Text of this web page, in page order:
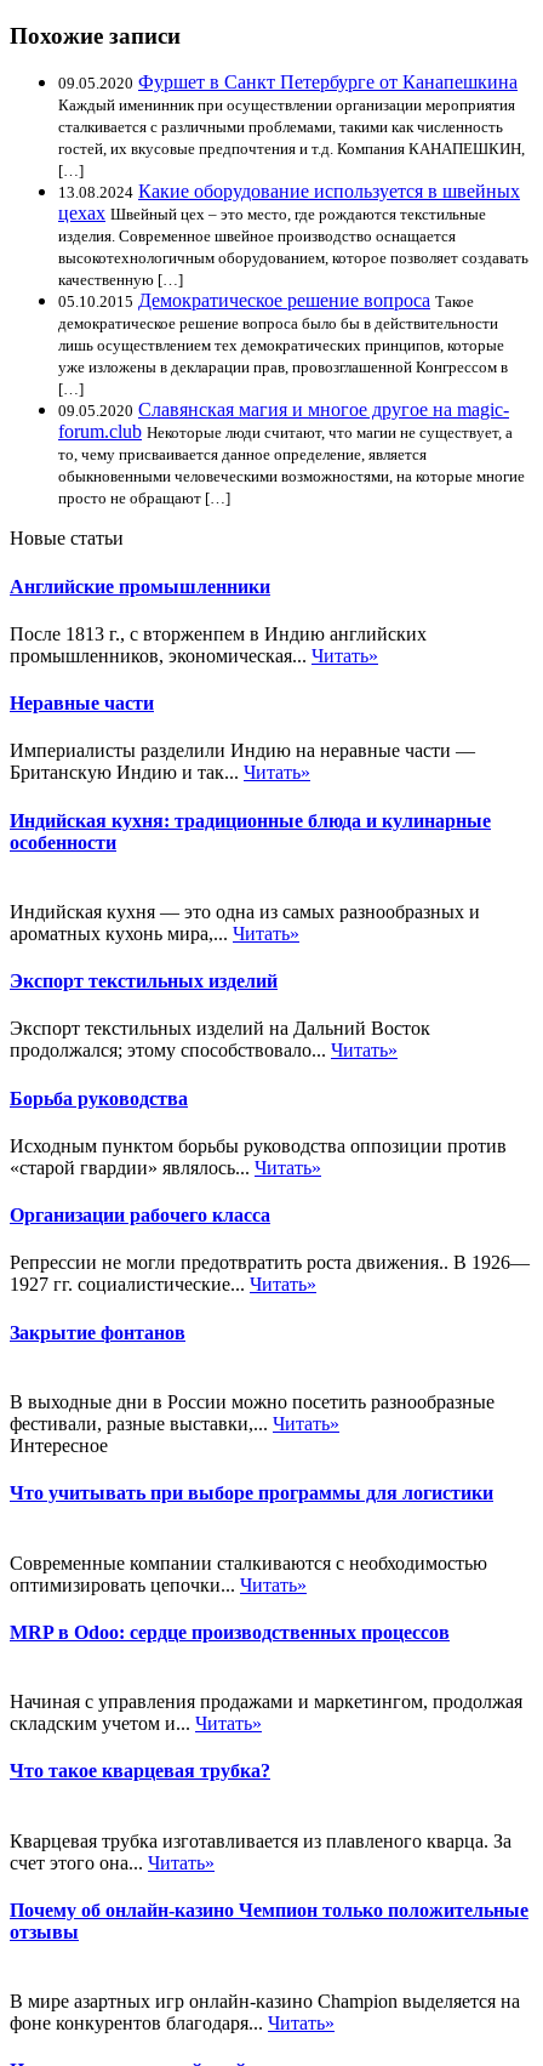
Похожие записи
09.05.2020 Фуршет в Санкт Петербурге от Канапешкина
Каждый именинник при осуществлении организации мероприятия
сталкивается с различными проблемами, такими как численность
гостей, их вкусовые предпочтения и т.д. Компания КАНАПЕШКИН,
[…]
13.08.2024 Какие оборудование используется в швейных
цехах Швейный цех – это место, где рождаются текстильные
изделия. Современное швейное производство оснащается
высокотехнологичным оборудованием, которое позволяет создавать
качественную […]
05.10.2015 Демократическое решение вопроса Такое
демократическое решение вопроса было бы в действительности
лишь осуществлением тех демократических принципов, которые
уже изложены в декларации прав, провозглашенной Конгрессом в
[…]
09.05.2020 Славянская магия и многое другое на magic-
forum.club Некоторые люди считают, что магии не существует, а
то, чему присваивается данное определение, является
обыкновенными человеческими возможностями, на которые многие
просто не обращают […]
Новые статьи
Английские промышленники
После 1813 г., с вторженпем в Индию английских
промышленников, экономическая... Читать»
Неравные части
Империалисты разделили Индию на неравные части —
Британскую Индию и так... Читать»
Индийская кухня: традиционные блюда и кулинарные
особенности
Индийская кухня — это одна из самых разнообразных и
ароматных кухонь мира,... Читать»
Экспорт текстильных изделий
Экспорт текстильных изделий на Дальний Восток
продолжался; этому способствовало... Читать»
Борьба руководства
Исходным пунктом борьбы руководства оппозиции против
«старой гвардии» являлось... Читать»
Организации рабочего класса
Репрессии не могли предотвратить роста движения.. В 1926—
1927 гг. социалистические... Читать»
Закрытие фонтанов
В выходные дни в России можно посетить разнообразные
фестивали, разные выставки,... Читать»
Интересное
Что учитывать при выборе программы для логистики
Современные компании сталкиваются с необходимостью
оптимизировать цепочки... Читать»
MRP в Odoo: сердце производственных процессов
Начиная с управления продажами и маркетингом, продолжая
складским учетом и... Читать»
Что такое кварцевая трубка?
Кварцевая трубка изготавливается из плавленого кварца. За
счет этого она... Читать»
Почему об онлайн-казино Чемпион только положительные
отзывы
В мире азартных игр онлайн-казино Champion выделяется на
фоне конкурентов благодаря... Читать»